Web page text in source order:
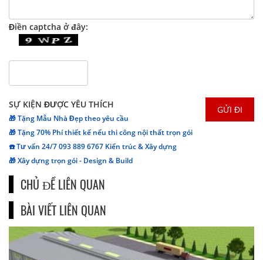
Điền captcha ở đây:
SỰ KIỆN ĐƯỢC YÊU THÍCH
🎁 Tặng Mẫu Nhà Đẹp theo yêu cầu
🎁 Tặng 70% Phí thiết kế nếu thi công nội thất trọn gói
☎️ Tư vấn 24/7 093 889 6767 Kiến trúc & Xây dựng
🎁 Xây dựng trọn gói - Design & Build
CHỦ ĐỀ LIÊN QUAN
BÀI VIẾT LIÊN QUAN